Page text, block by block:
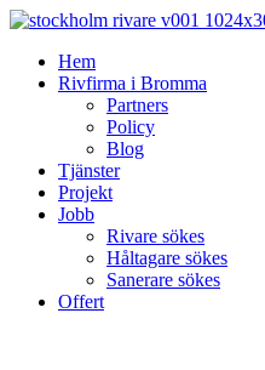
Skip
contentHem
Rivfirma i Bromma
Partners
Policy
Blog
Tjänster
Projekt
Jobb
Rivare sökes
Håltagare sökes
Sanerare sökes
Offert